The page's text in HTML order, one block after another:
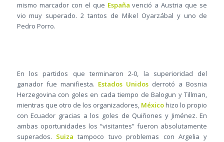
mismo marcador con el que España venció a Austria que se
vio muy superado. 2 tantos de Mikel Oyarzábal y uno de
Pedro Porro.
En los partidos que terminaron 2-0, la superioridad del
ganador fue manifiesta. Estados Unidos derrotó a Bosnia
Herzegovina con goles en cada tiempo de Balogun y Tillman,
mientras que otro de los organizadores, Méxicohizo lo propio
con Ecuador gracias a los goles de Quiñones y Jiménez. En
ambas oportunidades los “visitantes” fueron absolutamente
superados. Suiza tampoco tuvo problemas con Argelia y